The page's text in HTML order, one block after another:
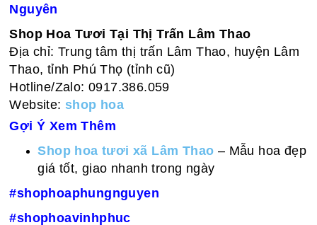
Nguyên
Shop Hoa Tươi Tại Thị Trấn Lâm Thao
Địa chỉ: Trung tâm thị trấn Lâm Thao, huyện Lâm
Thao, tỉnh Phú Thọ (tỉnh cũ)
Hotline/Zalo: 0917.386.059
Website: shop hoa
Gợi Ý Xem Thêm
Shop hoa tươi xã Lâm Thao – Mẫu hoa đẹp
giá tốt, giao nhanh trong ngày
#shophoaphungnguyen
#shophoavinhphuc